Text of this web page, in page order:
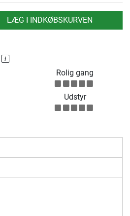
LÆG I INDKØBSKURVEN
Rolig gang
Udstyr